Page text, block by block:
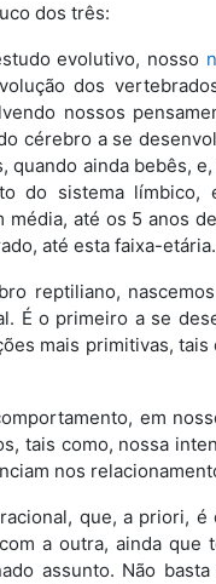
dos três:
evolutivo, nosso
dos
nossos
cérebro a se
quando ainda bebês,
do sistema
média, até os 5 anos
até esta faixa-etária.
reptiliano,
É o primeiro a se
mais primitivas,
em
tais como, nossa
nos
que, a priori,
a outra, ainda que
assunto. Não